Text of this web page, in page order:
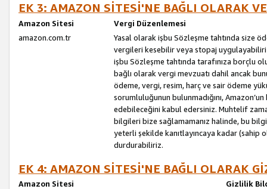
EK 3: AMAZON SİTESİ'NE BAĞLI OLARAK
Amazon Sitesi
Vergi Düzenlemesi
amazon.com.tr
Yasal olarak işbu Sözleşme tahtında size
vergileri kesebilir veya stopaj
işbu Sözleşme tahtında tarafınıza borçlu
bağlı olarak vergi mevzuatı dahil ancak
ödeme, vergi, resim, harç ve sair ödeme
sorumluluğunun bulunmadığını,
edebileceğini kabul edersiniz. Muhtelif
bilgileri bize sağlamamanız halinde, bu
yeterli şekilde kanıtlayıncaya kadar
durdurabiliriz.
EK 4: AMAZON SİTESİ'NE BAĞLI OLARAK
Amazon Sitesi
Gizlilik